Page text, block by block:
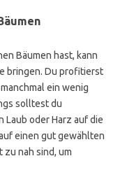
Bäumen hast, kann
bringen. Du profitierst
ein wenig
solltest du
Laub oder Harz auf die
einen gut gewählten
nah sind, um